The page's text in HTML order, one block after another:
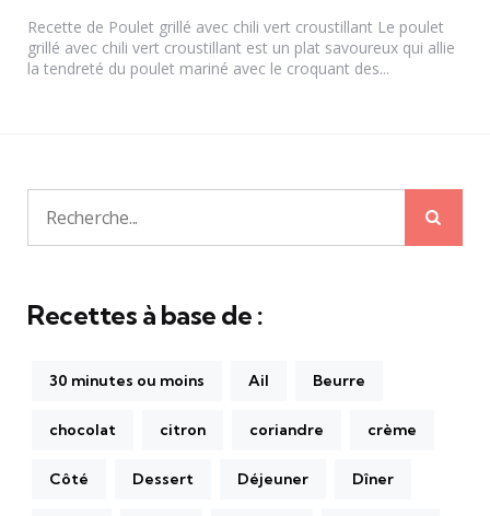
Recette de Poulet grillé avec chili vert croustillant Le poulet
grillé avec chili vert croustillant est un plat savoureux qui allie
la tendreté du poulet mariné avec le croquant des...
Recherche
pour:
Recettes à base de :
30 minutes ou moins Ail Beurre
chocolat citron coriandre crème
Côté Dessert Déjeuner Dîner